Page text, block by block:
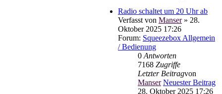
Radio schaltet um 20 Uhr ab
Verfasst von Manser» 28.
Oktober 2025 17:26
Forum: Squeezebox Allgemein
/ Bedienung
0 Antworten
7168 Zugriffe
Letzter Beitragvon
Manser Neuester Beitrag
28. Oktober 2025 17:26